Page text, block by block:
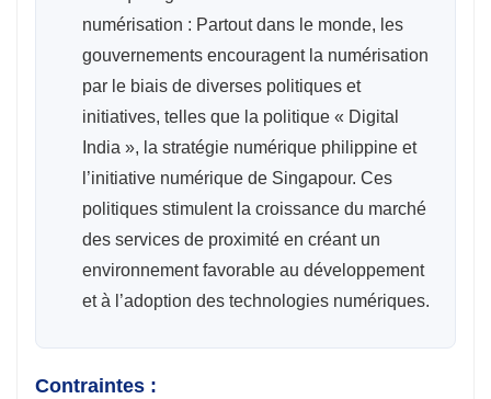
numérisation : Partout dans le monde, les
gouvernements encouragent la numérisation
par le biais de diverses politiques et
initiatives, telles que la politique « Digital
India », la stratégie numérique philippine et
l’initiative numérique de Singapour. Ces
politiques stimulent la croissance du marché
des services de proximité en créant un
environnement favorable au développement
et à l’adoption des technologies numériques.
Contraintes :